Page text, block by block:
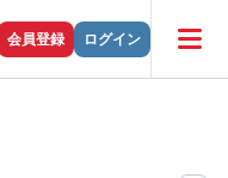
会員登録 ログイン